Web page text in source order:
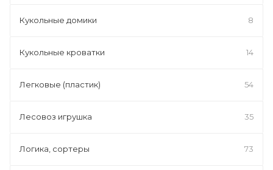
Кукольные домики 8
Кукольные кроватки 14
Легковые (пластик) 54
Лесовоз игрушка 35
Логика, сортеры 73